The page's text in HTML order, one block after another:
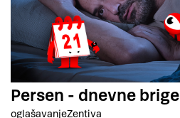
Persen - dnevne brige
oglašavanjeZentiva